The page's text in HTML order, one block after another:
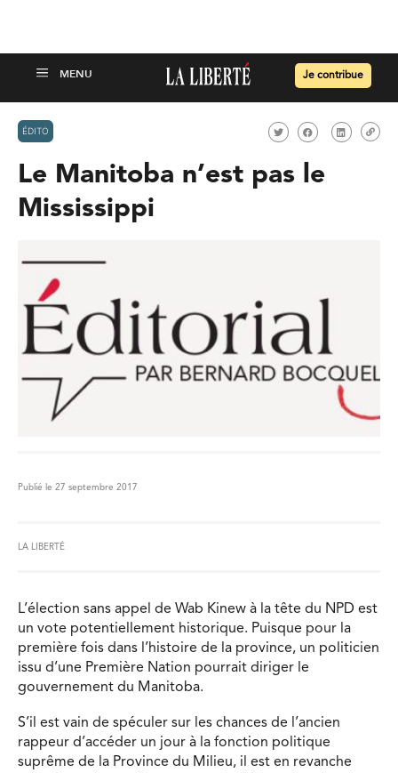
Je contribue
ÉDITO
Le Manitoba n’est pas le
Mississippi
Publié le 27 septembre 2017
LA LIBERTÉ
L’élection sans appel de Wab Kinew à la tête du NPD est
un vote potentiellement historique. Puisque pour la
première fois dans l’histoire de la province, un politicien
issu d’une Première Nation pourrait diriger le
gouvernement du Manitoba.
S’il est vain de spéculer sur les chances de l’ancien
rappeur d’accéder un jour à la fonction politique
suprême de la Province du Milieu, il est en revanche